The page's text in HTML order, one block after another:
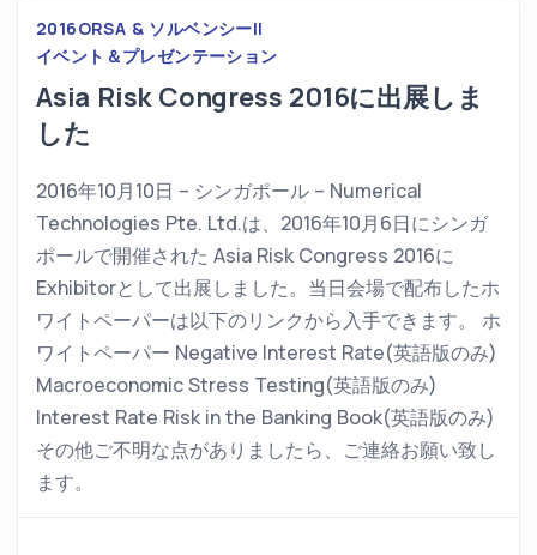
2016ORSA & ソルベンシーII
イベント＆プレゼンテーション
Asia Risk Congress 2016に出展しま
した
2016年10月10日 – シンガポール – Numerical
Technologies Pte. Ltd.は、2016年10月6日にシンガ
ポールで開催された Asia Risk Congress 2016に
Exhibitorとして出展しました。当日会場で配布したホ
ワイトペーパーは以下のリンクから入手できます。 ホ
ワイトペーパー Negative Interest Rate(英語版のみ)
Macroeconomic Stress Testing(英語版のみ)
Interest Rate Risk in the Banking Book(英語版のみ)
その他ご不明な点がありましたら、ご連絡お願い致し
ます。